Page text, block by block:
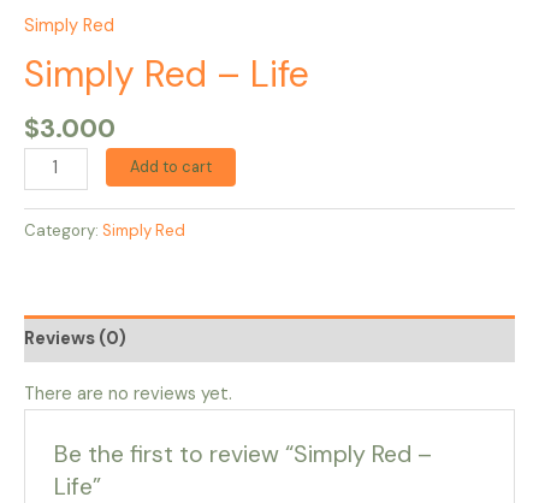
Simply Red
Simply Red – Life
$3.000
Add to cart
Category: Simply Red
Reviews (0)
There are no reviews yet.
Be the first to review “Simply Red –
Life”